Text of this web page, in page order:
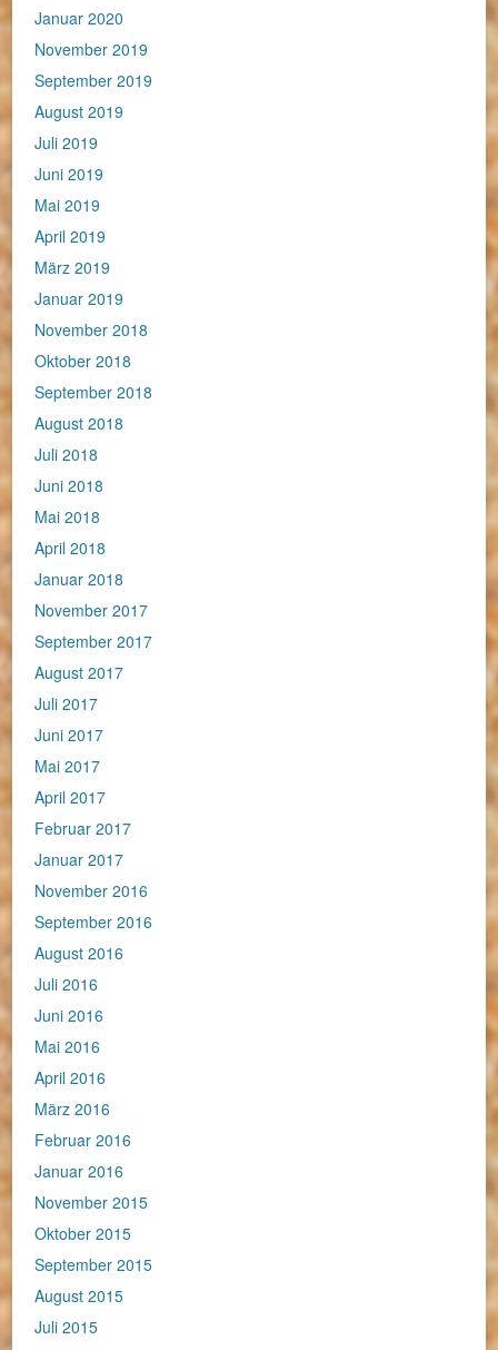
Januar 2020
November 2019
September 2019
August 2019
Juli 2019
Juni 2019
Mai 2019
April 2019
März 2019
Januar 2019
November 2018
Oktober 2018
September 2018
August 2018
Juli 2018
Juni 2018
Mai 2018
April 2018
Januar 2018
November 2017
September 2017
August 2017
Juli 2017
Juni 2017
Mai 2017
April 2017
Februar 2017
Januar 2017
November 2016
September 2016
August 2016
Juli 2016
Juni 2016
Mai 2016
April 2016
März 2016
Februar 2016
Januar 2016
November 2015
Oktober 2015
September 2015
August 2015
Juli 2015